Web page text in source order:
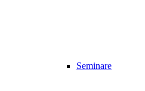
Seminare